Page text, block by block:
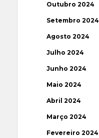
Outubro 2024
Setembro 2024
Agosto 2024
Julho 2024
Junho 2024
Maio 2024
Abril 2024
Março 2024
Fevereiro 2024